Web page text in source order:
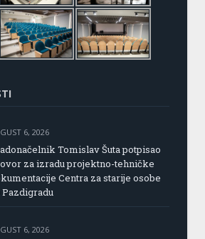
6, 2026
Tomislav Šuta potpisao
za izradu projektno-tehničke
Centra za starije osobe
Pazdigradu
6, 2026